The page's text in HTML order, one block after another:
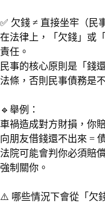
✅ 欠錢 ≠ 直接坐牢（民
在法律上，「欠錢」或
責任。
民事的核心原則是「錢
法條，否則民事債務是
🔹舉例：
車禍造成對方財損，你
向朋友借錢還不出來 =
法院可能會判你必須賠
強制關你。
⚠️ 哪些情況下會從「欠